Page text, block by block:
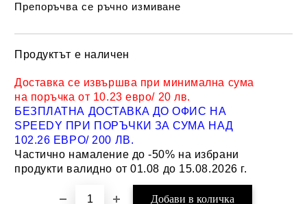
Препоръчва се ръчно измиване
Продуктът е наличен
Доставка се извършва при минимална сума
на поръчка от 10.23 евро/ 20 лв.
БЕЗПЛАТНА ДОСТАВКА ДО ОФИС НА
SPEEDY ПРИ ПОРЪЧКИ ЗА СУМА НАД
102.26 ЕВРО/ 200 ЛВ.
Частично намаление до -50% на избрани
продукти валидно от 01.08 до 15.08.2026 г.